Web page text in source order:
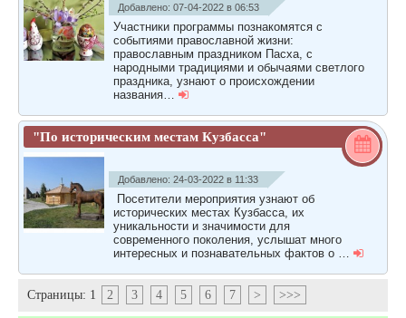
Добавлено: 07-04-2022 в 06:53
Участники программы познакомятся с
событиями православной жизни:
православным праздником Пасха, с
народными традициями и обычаями светлого
праздника, узнают о происхождении
названия…
"По историческим местам Кузбасса"
Добавлено: 24-03-2022 в 11:33
Посетители мероприятия узнают об
исторических местах Кузбасса, их
уникальности и значимости для
современного поколения, услышат много
интересных и познавательных фактов о …
Страницы: 1 2 3 4 5 6 7 > >>>